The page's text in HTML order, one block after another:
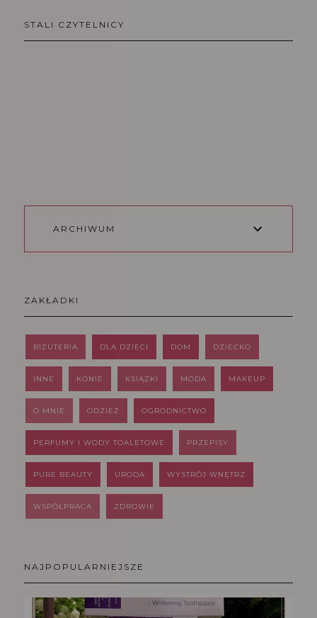
STALI CZYTELNICY
ARCHIWUM
ZAKŁADKI
BIŻUTERIA DLA DZIECI DOM DZIECKO
INNE KONIE KSIĄŻKI MODA MAKEUP
O MNIE ODZIEŻ OGRODNICTWO
PERFUMY I WODY TOALETOWE PRZEPISY
PURE BEAUTY URODA WYSTRÓJ WNĘTRZ
WSPÓŁPRACA ZDROWIE
NAJPOPULARNIEJSZE